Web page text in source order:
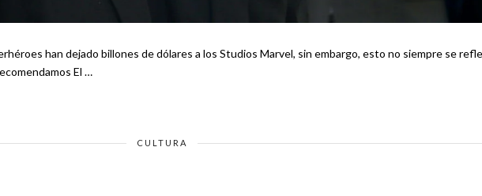
han dejado billones de dólares a los Studios Marvel, sin embargo, esto no siempre se
en las cuentas de los famosos. Te recomendamos El …
CULTURA